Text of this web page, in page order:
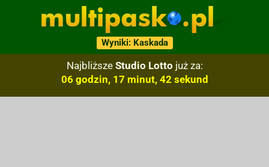
Wyniki: Kaskada
Najbliższe Studio Lotto już za:
06 godzin, 17 minut, 42 sekund